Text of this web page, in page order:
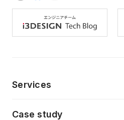
Services
Case study